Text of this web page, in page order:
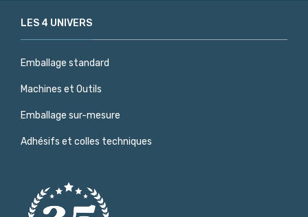
LES 4 UNIVERS
Emballage standard
Machines et Outils
Emballage sur-mesure
Adhésifs et colles techniques